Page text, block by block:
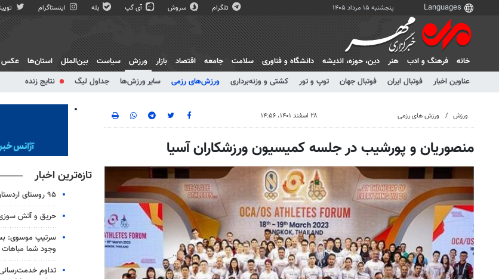
پنجشنبه ۱۵ مرداد ۱۴۰۵ تلگرام سروش آی گپ بله اینستاگرام
خانه فرهنگ و ادب هنر دين، حوزه، انديشه دانشگاه و فناوری سلامت جامعه اقتصاد بازار
ورزش
عناوین اخبار
فوتبال ایران فوتبال جهان توپ و تور کشتی و وزنه‌برداری ورزش‌های رزمی سایر ورزش‌ها جداول لیگ نتایج زنده
سیاست بین‌الملل استان‌ها عکس
ورزش ورزش های رزمی ۲۸ اسفند ۱۴۰۱، ۱۴:۵۶
منصوریان و پورشیب در جلسه کمیسیون ورزشکاران آسیا
تازه‌ترین اخبار
۹۵ روستای اردستان با تانکر آبرسانی می‌شوند
حریق و آتش
سرتیپ موسوی:
وجود شما
تداوم